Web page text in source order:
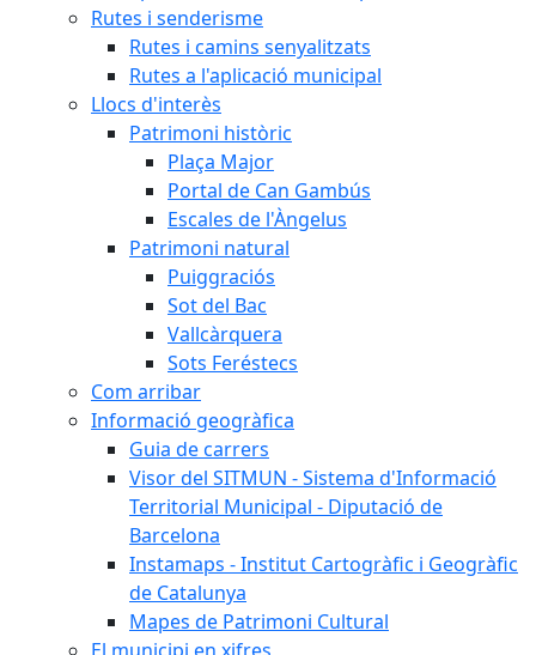
Rutes i senderisme
Rutes i camins senyalitzats
Rutes a l'aplicació municipal
Llocs d'interès
Patrimoni històric
Plaça Major
Portal de Can Gambús
Escales de l'Àngelus
Patrimoni natural
Puiggraciós
Sot del Bac
Vallcàrquera
Sots Feréstecs
Com arribar
Informació geogràfica
Guia de carrers
Visor del SITMUN - Sistema d'Informació
Territorial Municipal - Diputació de
Barcelona
Instamaps - Institut Cartogràfic i Geogràfic
de Catalunya
Mapes de Patrimoni Cultural